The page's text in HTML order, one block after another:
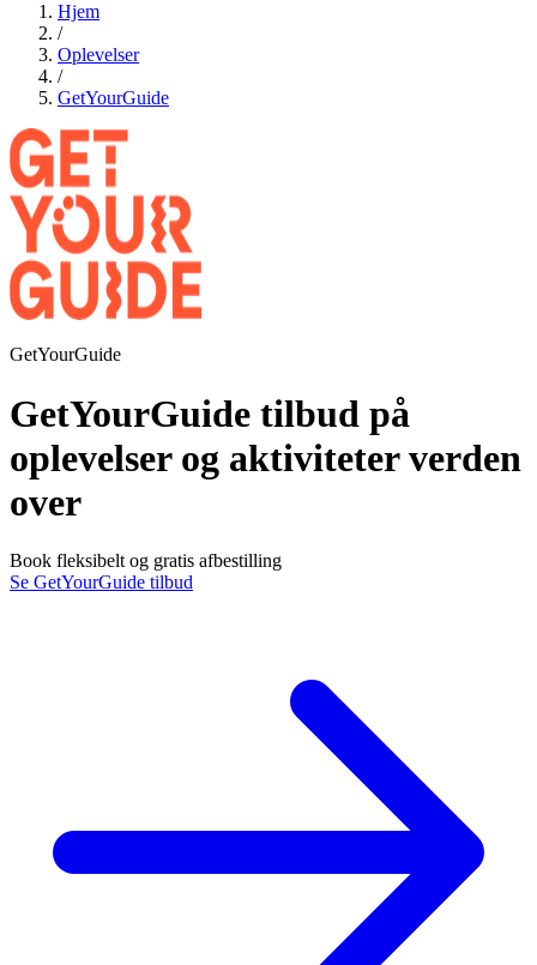
Hjem
/
Oplevelser
/
GetYourGuide
GetYourGuide
GetYourGuide tilbud på
oplevelser og aktiviteter verden
over
Book fleksibelt og gratis afbestilling
Se GetYourGuide tilbud